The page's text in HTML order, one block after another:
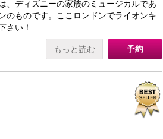
、ディズニーの家族のミュージカルであ
のものです。ここロンドンでライオンキ
さい！
もっと読む 予約